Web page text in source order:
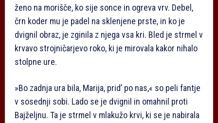
ženo na morišče, ko sije sonce in ogreva vrv. Debel,
črn koder mu je padel na sklenjene prste, in ko je
dvignil obraz, je zginila z njega vsa kri. Bled je strmel v
krvavo strojničarjevo roko, ki je mirovala kakor nihalo
stolpne ure.
»Bo zadnja ura bila, Marija, prid’ po nas,« so peli fantje
v sosednji sobi. Lado se je dvignil in omahnil proti
Bajželjnu. Ta je strmel v mlakužo krvi, ki se je nabirala